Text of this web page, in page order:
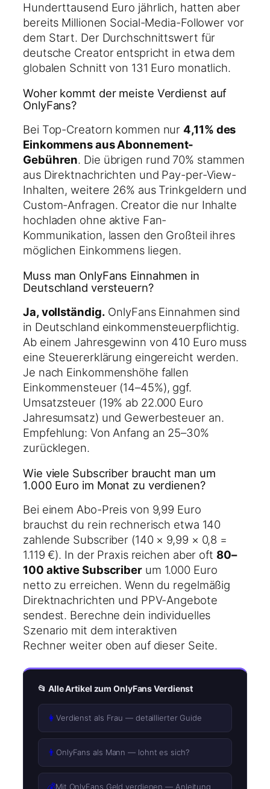
Hunderttausend Euro jährlich, hatten aber
bereits Millionen Social-Media-Follower vor
dem Start. Der Durchschnittswert für
deutsche Creator entspricht in etwa dem
globalen Schnitt von 131 Euro monatlich.
Woher kommt der meiste Verdienst auf
OnlyFans?
Bei Top-Creatorn kommen nur4,11% des
Einkommens aus Abonnement-
Gebühren. Die übrigen rund 70% stammen
aus Direktnachrichten und Pay-per-View-
Inhalten, weitere 26% aus Trinkgeldern und
Custom-Anfragen. Creator die nur Inhalte
hochladen ohne aktive Fan-
Kommunikation, lassen den Großteil ihres
möglichen Einkommens liegen.
Muss man OnlyFans Einnahmen in
Deutschland versteuern?
Ja, vollständig. OnlyFans Einnahmen sind
in Deutschland einkommensteuerpflichtig.
Ab einem Jahresgewinn von 410 Euro muss
eine Steuererklärung eingereicht werden.
Je nach Einkommenshöhe fallen
Einkommensteuer (14–45%), ggf.
Umsatzsteuer (19% ab 22.000 Euro
Jahresumsatz) und Gewerbesteuer an.
Empfehlung: Von Anfang an 25–30%
zurücklegen.
Wie viele Subscriber braucht man um
1.000 Euro im Monat zu verdienen?
Bei einem Abo-Preis von 9,99 Euro
brauchst du rein rechnerisch etwa 140
zahlende Subscriber (140 × 9,99 × 0,8 =
1.119 €). In der Praxis reichen aber oft 80–
100 aktive Subscriberum 1.000 Euro
netto zu erreichen. Wenn du regelmäßig
Direktnachrichten und PPV-Angebote
sendest. Berechne dein individuelles
Szenario mit dem interaktiven
Rechner weiter oben auf dieser Seite.
📂 Alle Artikel zum OnlyFans Verdienst
👩 Verdienst als Frau — detaillierter Guide
👨 OnlyFans als Mann — lohnt es sich?
Mit OnlyFans Geld verdienen — Anleitung